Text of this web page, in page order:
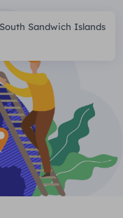
$0/день
Sandwich Islands